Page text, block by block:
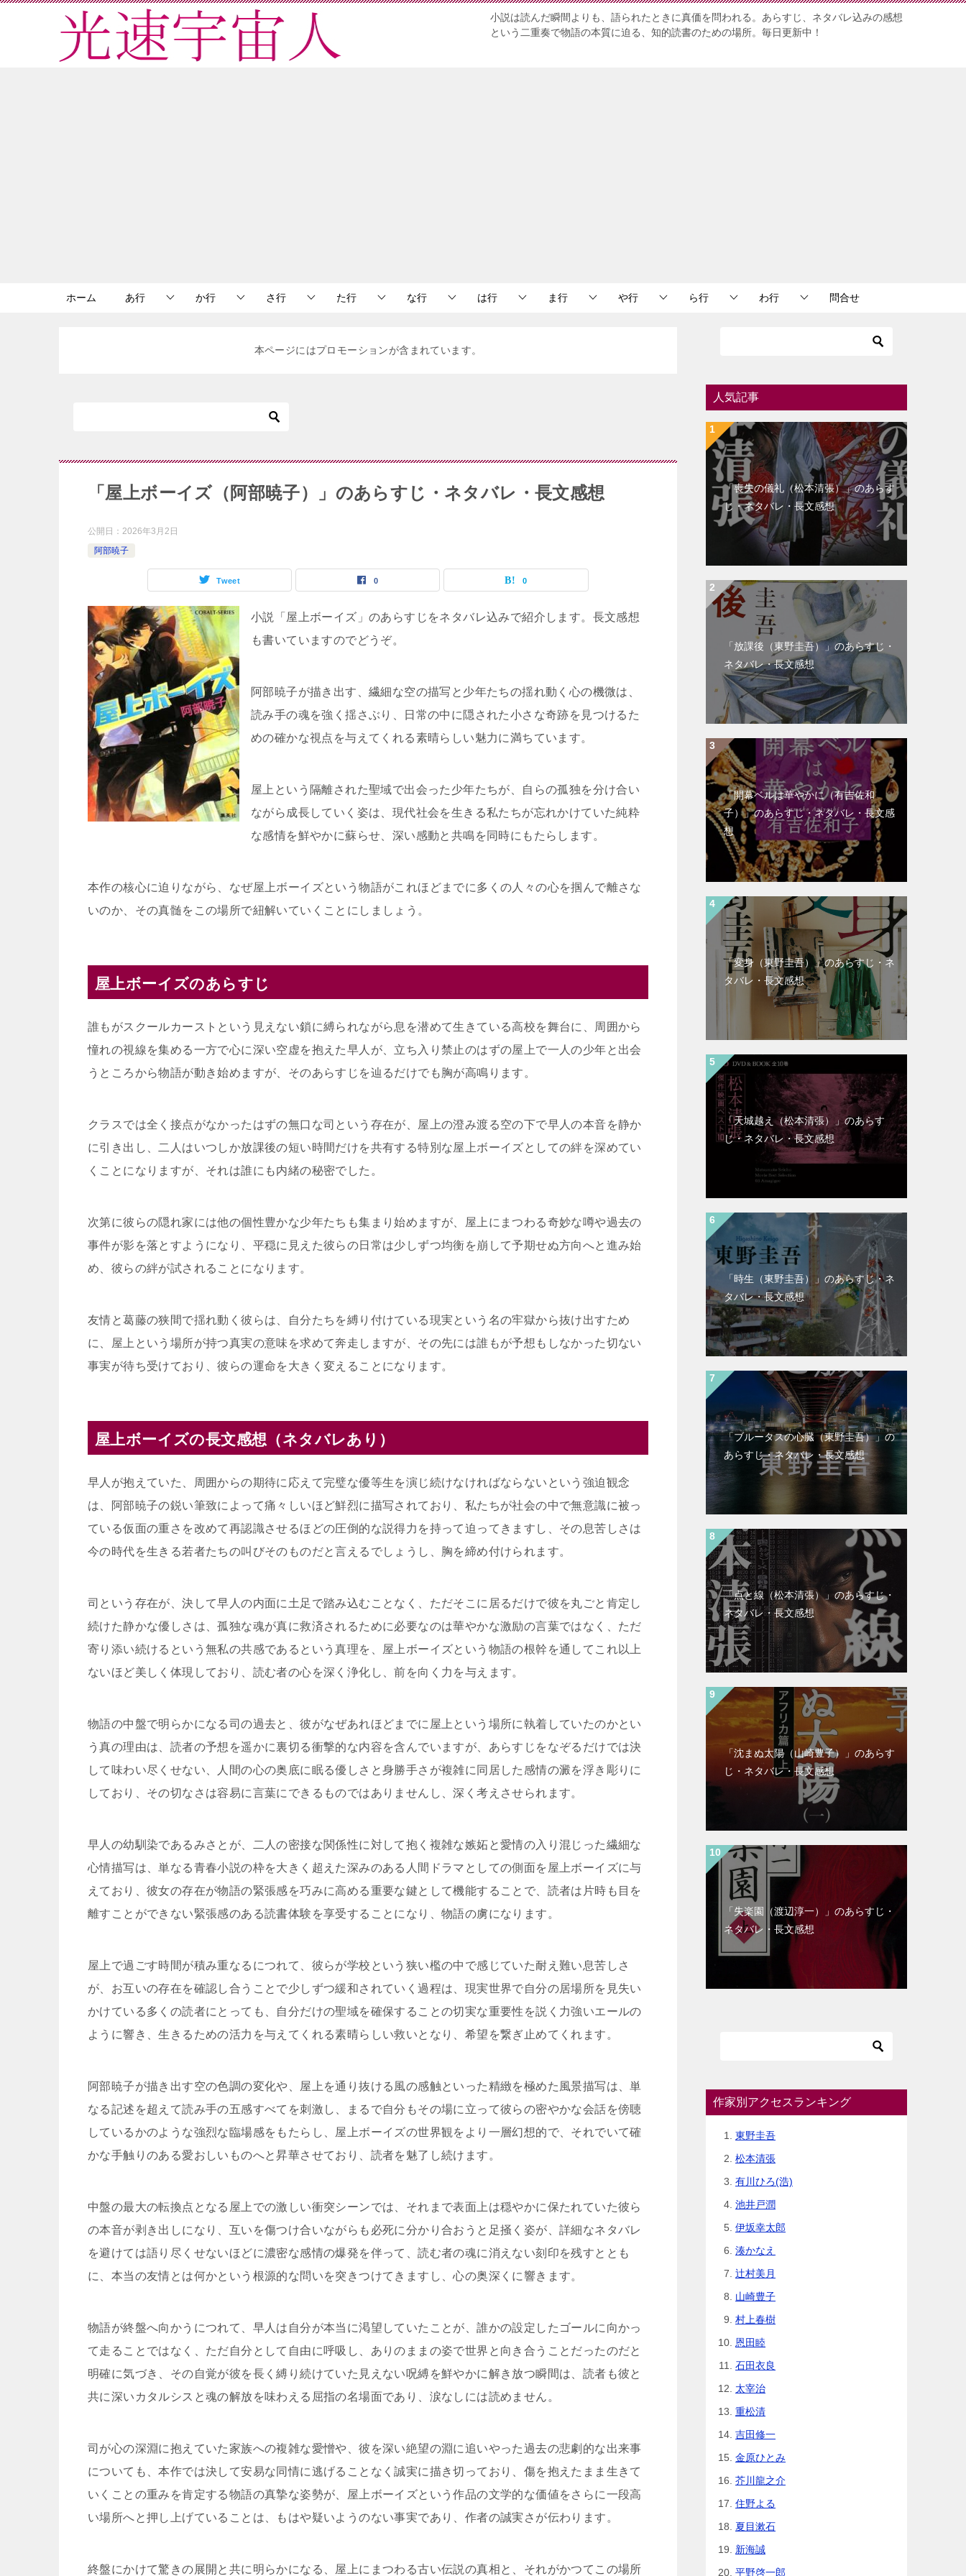
小説は読んだ瞬間よりも、語られたときに真価を問われる。あらすじ、ネタバレ込みの感想
という二重奏で物語の本質に迫る、知的読書のための場所。毎日更新中！
ホーム あ行 か行 さ行 た行 な行 は行 ま行 や行 ら行 わ行 問合せ
本ページにはプロモーションが含まれています。
「屋上ボーイズ（阿部暁子）」のあらすじ・ネタバレ・長文感想
公開日： 2026年3月2日
阿部暁子
Tweet 0 0
小説「屋上ボーイズ」のあらすじをネタバレ込みで紹介します。長文感想
も書いていますのでどうぞ。
阿部暁子が描き出す、繊細な空の描写と少年たちの揺れ動く心の機微は、
読み手の魂を強く揺さぶり、日常の中に隠された小さな奇跡を見つけるた
めの確かな視点を与えてくれる素晴らしい魅力に満ちています。
屋上という隔離された聖域で出会った少年たちが、自らの孤独を分け合い
ながら成長していく姿は、現代社会を生きる私たちが忘れかけていた純粋
な感情を鮮やかに蘇らせ、深い感動と共鳴を同時にもたらします。
本作の核心に迫りながら、なぜ屋上ボーイズという物語がこれほどまでに多くの人々の心を掴んで離さな
いのか、その真髄をこの場所で紐解いていくことにしましょう。
屋上ボーイズのあらすじ
誰もがスクールカーストという見えない鎖に縛られながら息を潜めて生きている高校を舞台に、周囲から
憧れの視線を集める一方で心に深い空虚を抱えた早人が、立ち入り禁止のはずの屋上で一人の少年と出会
うところから物語が動き始めますが、そのあらすじを辿るだけでも胸が高鳴ります。
クラスでは全く接点がなかったはずの無口な司という存在が、屋上の澄み渡る空の下で早人の本音を静か
に引き出し、二人はいつしか放課後の短い時間だけを共有する特別な屋上ボーイズとしての絆を深めてい
くことになりますが、それは誰にも内緒の秘密でした。
次第に彼らの隠れ家には他の個性豊かな少年たちも集まり始めますが、屋上にまつわる奇妙な噂や過去の
事件が影を落とすようになり、平穏に見えた彼らの日常は少しずつ均衡を崩して予期せぬ方向へと進み始
め、彼らの絆が試されることになります。
友情と葛藤の狭間で揺れ動く彼らは、自分たちを縛り付けている現実という名の牢獄から抜け出すため
に、屋上という場所が持つ真実の意味を求めて奔走しますが、その先には誰もが予想もしなかった切ない
事実が待ち受けており、彼らの運命を大きく変えることになります。
屋上ボーイズの長文感想（ネタバレあり）
早人が抱えていた、周囲からの期待に応えて完璧な優等生を演じ続けなければならないという強迫観念
は、阿部暁子の鋭い筆致によって痛々しいほど鮮烈に描写されており、私たちが社会の中で無意識に被っ
ている仮面の重さを改めて再認識させるほどの圧倒的な説得力を持って迫ってきますし、その息苦しさは
今の時代を生きる若者たちの叫びそのものだと言えるでしょうし、胸を締め付けられます。
司という存在が、決して早人の内面に土足で踏み込むことなく、ただそこに居るだけで彼を丸ごと肯定し
続けた静かな優しさは、孤独な魂が真に救済されるために必要なのは華やかな激励の言葉ではなく、ただ
寄り添い続けるという無私の共感であるという真理を、屋上ボーイズという物語の根幹を通してこれ以上
ないほど美しく体現しており、読む者の心を深く浄化し、前を向く力を与えます。
物語の中盤で明らかになる司の過去と、彼がなぜあれほどまでに屋上という場所に執着していたのかとい
う真の理由は、読者の予想を遥かに裏切る衝撃的な内容を含んでいますが、あらすじをなぞるだけでは決
して味わい尽くせない、人間の心の奥底に眠る優しさと身勝手さが複雑に同居した感情の澱を浮き彫りに
しており、その切なさは容易に言葉にできるものではありませんし、深く考えさせられます。
早人の幼馴染であるみさとが、二人の密接な関係性に対して抱く複雑な嫉妬と愛情の入り混じった繊細な
心情描写は、単なる青春小説の枠を大きく超えた深みのある人間ドラマとしての側面を屋上ボーイズに与
えており、彼女の存在が物語の緊張感を巧みに高める重要な鍵として機能することで、読者は片時も目を
離すことができない緊張感のある読書体験を享受することになり、物語の虜になります。
屋上で過ごす時間が積み重なるにつれて、彼らが学校という狭い檻の中で感じていた耐え難い息苦しさ
が、お互いの存在を確認し合うことで少しずつ緩和されていく過程は、現実世界で自分の居場所を見失い
かけている多くの読者にとっても、自分だけの聖域を確保することの切実な重要性を説く力強いエールの
ように響き、生きるための活力を与えてくれる素晴らしい救いとなり、希望を繋ぎ止めてくれます。
阿部暁子が描き出す空の色調の変化や、屋上を通り抜ける風の感触といった精緻を極めた風景描写は、単
なる記述を超えて読み手の五感すべてを刺激し、まるで自分もその場に立って彼らの密やかな会話を傍聴
しているかのような強烈な臨場感をもたらし、屋上ボーイズの世界観をより一層幻想的で、それでいて確
かな手触りのある愛おしいものへと昇華させており、読者を魅了し続けます。
中盤の最大の転換点となる屋上での激しい衝突シーンでは、それまで表面上は穏やかに保たれていた彼ら
の本音が剥き出しになり、互いを傷つけ合いながらも必死に分かり合おうと足掻く姿が、詳細なネタバレ
を避けては語り尽くせないほどに濃密な感情の爆発を伴って、読む者の魂に消えない刻印を残すととも
に、本当の友情とは何かという根源的な問いを突きつけてきますし、心の奥深くに響きます。
物語が終盤へ向かうにつれて、早人は自分が本当に渇望していたことが、誰かの設定したゴールに向かっ
て走ることではなく、ただ自分として自由に呼吸し、ありのままの姿で世界と向き合うことだったのだと
明確に気づき、その自覚が彼を長く縛り続けていた見えない呪縛を鮮やかに解き放つ瞬間は、読者も彼と
共に深いカタルシスと魂の解放を味わえる屈指の名場面であり、涙なしには読めません。
司が心の深淵に抱えていた家族への複雑な愛憎や、彼を深い絶望の淵に追いやった過去の悲劇的な出来事
についても、本作では決して安易な同情に逃げることなく誠実に描き切っており、傷を抱えたまま生きて
いくことの重みを肯定する物語の真摯な姿勢が、屋上ボーイズという作品の文学的な価値をさらに一段高
い場所へと押し上げていることは、もはや疑いようのない事実であり、作者の誠実さが伝わります。
終盤にかけて驚きの展開と共に明らかになる、屋上にまつわる古い伝説の真相と、それがかつてこの場所
人気記事
「喪失の儀礼（松本清張）」のあらす
じ・ネタバレ・長文感想
「放課後（東野圭吾）」のあらすじ・
ネタバレ・長文感想
「開幕ベルは華やかに（有吉佐和
子）」のあらすじ・ネタバレ・長文感
想
「変身（東野圭吾）」のあらすじ・ネ
タバレ・長文感想
「天城越え（松本清張）」のあらす
じ・ネタバレ・長文感想
「時生（東野圭吾）」のあらすじ・ネ
タバレ・長文感想
「ブルータスの心臓（東野圭吾）」の
あらすじ・ネタバレ・長文感想
「点と線（松本清張）」のあらすじ・
ネタバレ・長文感想
「沈まぬ太陽（山崎豊子）」のあらす
じ・ネタバレ・長文感想
「失楽園（渡辺淳一）」のあらすじ・
ネタバレ・長文感想
作家別アクセスランキング
東野圭吾
松本清張
有川ひろ(浩)
池井戸潤
伊坂幸太郎
湊かなえ
辻村美月
山崎豊子
村上春樹
恩田睦
石田衣良
太宰治
重松清
吉田修一
金原ひとみ
芥川龍之介
住野よる
夏目漱石
新海誠
平野啓一郎